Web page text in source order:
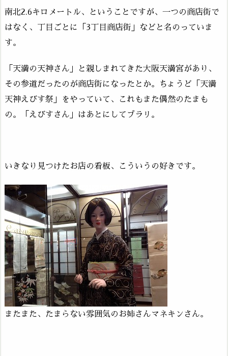
南北2.6キロメートル、ということですが、一つの商店街で
はなく、丁目ごとに「3丁目商店街」などと名のっていま
す。
「天満の天神さん」と親しまれてきた大阪天満宮があり、
その参道だったのが商店街になったとか。ちょうど「天満
天神えびす祭」をやっていて、これもまた偶然のたまも
の。「えびすさん」はあとにしてブラリ。
いきなり見つけたお店の看板、こういうの好きです。
またまた、たまらない雰囲気のお姉さんマネキンさん。